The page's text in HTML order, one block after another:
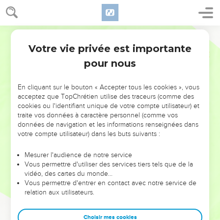
NE MANQUEZ PAS L’ÉVÉNEMENT
DE L’ANNÉE !
ET SI LEURS ERREURS POUVAIENT VOUS ÉVITER LES
VOTRES ?
leur foi ou leur vision. Mais on voit moins les doutes, les erreurs
et les saisons difficiles qu'ils ont traversés, alors même que ce
sont elles qui les ont façonnés.
Dans cette conférence, leaders, entrepreneurs, et responsables
clés pour avancer avec plus de sagesse afin que leurs erreurs
Votre vie privée est importante
pour nous
En cliquant sur le bouton « Accepter tous les cookies », vous
acceptez que TopChrétien utilise des traceurs (comme des
cookies ou l'identifiant unique de votre compte utilisateur) et
traite vos données à caractère personnel (comme vos
données de navigation et les informations renseignées dans
votre compte utilisateur) dans les buts suivants :
Mesurer l'audience de notre service
Vous permettre d'utiliser des services tiers tels que de la
vidéo, des cartes du monde…
Vous permettre d'entrer en contact avec notre service de
relation aux utilisateurs.
Choisir mes cookies